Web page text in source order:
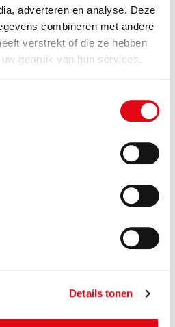
adverteren en analyse. Deze
combineren met andere
verstrekt of die ze hebben
gebruik van hun services.
Details tonen
divisie van Theuma in
Ze overbruggen de
van hun Vlaamse collega’s
ogen te aanschouwen.